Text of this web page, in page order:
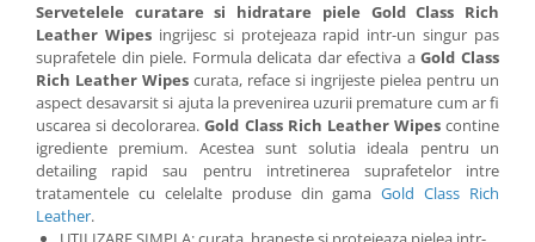
Servetelele curatare si hidratare piele Gold Class Rich
Leather Wipesingrijesc si protejeaza rapid intr-un singur pas
suprafetele din piele. Formula delicata dar efectiva aGold Class
Rich Leather Wipes curata, reface si ingrijeste pielea pentru un
aspect desavarsit si ajuta la prevenirea uzurii premature cum ar fi
uscarea si decolorarea.Gold Class Rich Leather Wipescontine
igrediente premium. Acestea sunt solutia ideala pentru un
detailing rapid sau pentru intretinerea suprafetelor intre
tratamentele cu celelalte produse din gamaGold Class Rich
Leather.